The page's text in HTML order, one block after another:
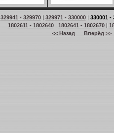
329941 - 329970| 329971 - 330000| 330001 -
1802611 - 1802640| 1802641 - 1802670|
<< Назад
Вперёд >>